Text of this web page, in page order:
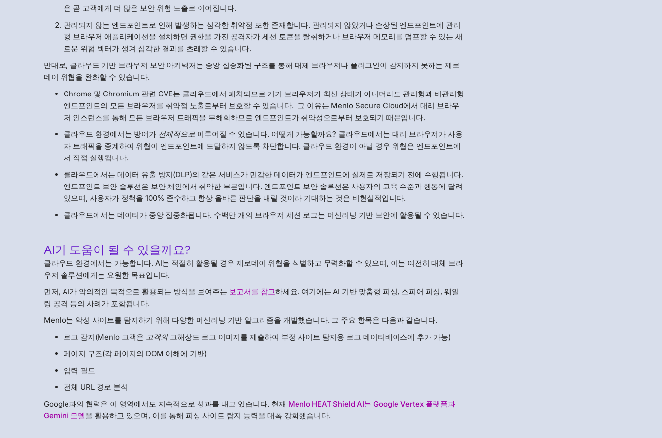
은 곧 고객에게 더 많은 보안 위험 노출로 이어집니다.
관리되지 않는 엔드포인트로 인해 발생하는 심각한 취약점 또한 존재합니다. 관리되지 않았거나 손상된 엔드포인트에 관리
형 브라우저 애플리케이션을 설치하면 권한을 가진 공격자가 세션 토큰을 탈취하거나 브라우저 메모리를 덤프할 수 있는 새
로운 위협 벡터가 생겨 심각한 결과를 초래할 수 있습니다.
반대로, 클라우드 기반 브라우저 보안 아키텍처는 중앙 집중화된 구조를 통해 대체 브라우저나 플러그인이 감지하지 못하는 제로
데이 위협을 완화할 수 있습니다.
Chrome 및 Chromium 관련 CVE는 클라우드에서 패치되므로 기기 브라우저가 최신 상태가 아니더라도 관리형과 비관리형
엔드포인트의 모든 브라우저를 취약점 노출로부터 보호할 수 있습니다. 그 이유는 Menlo Secure Cloud에서 대리 브라우
저 인스턴스를 통해 모든 브라우저 트래픽을 무해화하므로 엔드포인트가 취약성으로부터 보호되기 때문입니다.
클라우드 환경에서는 방어가 선제적으로 이루어질 수 있습니다. 어떻게 가능할까요? 클라우드에서는 대리 브라우저가 사용
자 트래픽을 중계하여 위협이 엔드포인트에 도달하지 않도록 차단합니다. 클라우드 환경이 아닐 경우 위협은 엔드포인트에
서 직접 실행됩니다.
클라우드에서는 데이터 유출 방지(DLP)와 같은 서비스가 민감한 데이터가 엔드포인트에 실제로 저장되기 전에 수행됩니다.
엔드포인트 보안 솔루션은 보안 체인에서 취약한 부분입니다. 엔드포인트 보안 솔루션은 사용자의 교육 수준과 행동에 달려
있으며, 사용자가 정책을 100% 준수하고 항상 올바른 판단을 내릴 것이라 기대하는 것은 비현실적입니다.
클라우드에서는 데이터가 중앙 집중화됩니다. 수백만 개의 브라우저 세션 로그는 머신러닝 기반 보안에 활용될 수 있습니다.
AI가 도움이 될 수 있을까요?
클라우드 환경에서는 가능합니다. AI는 적절히 활용될 경우 제로데이 위협을 식별하고 무력화할 수 있으며, 이는 여전히 대체 브라
우저 솔루션에게는 요원한 목표입니다.
먼저, AI가 악의적인 목적으로 활용되는 방식을 보여주는 보고서를 참고하세요. 여기에는 AI 기반 맞춤형 피싱, 스피어 피싱, 웨일
링 공격 등의 사례가 포함됩니다.
Menlo는 악성 사이트를 탐지하기 위해 다양한 머신러닝 기반 알고리즘을 개발했습니다. 그 주요 항목은 다음과 같습니다.
로고 감지(Menlo 고객은 고객의고해상도 로고 이미지를 제출하여 부정 사이트 탐지용 로고 데이터베이스에 추가 가능)
페이지 구조(각 페이지의 DOM 이해에 기반)
입력 필드
전체 URL 경로 분석
Google과의 협력은 이 영역에서도 지속적으로 성과를 내고 있습니다. 현재 Menlo HEAT Shield AI는 Google Vertex 플랫폼과
Gemini 모델을 활용하고 있으며, 이를 통해 피싱 사이트 탐지 능력을 대폭 강화했습니다.